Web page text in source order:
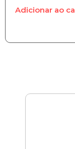
Adicionar ao